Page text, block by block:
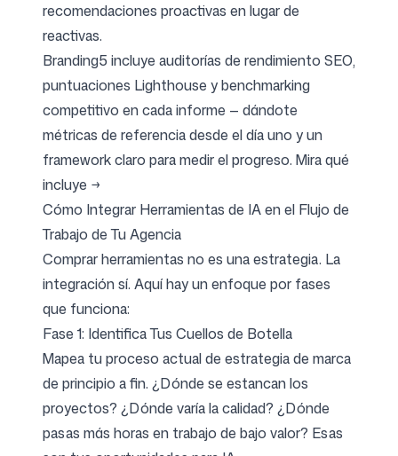
recomendaciones proactivas en lugar de
reactivas.
Branding5 incluye auditorías de rendimiento SEO,
puntuaciones Lighthouse y benchmarking
competitivo en cada informe — dándote
métricas de referencia desde el día uno y un
framework claro para medir el progreso. Mira qué
incluye →
Cómo Integrar Herramientas de IA en el Flujo de
Trabajo de Tu Agencia
Comprar herramientas no es una estrategia. La
integración sí. Aquí hay un enfoque por fases
que funciona:
Fase 1: Identifica Tus Cuellos de Botella
Mapea tu proceso actual de estrategia de marca
de principio a fin. ¿Dónde se estancan los
proyectos? ¿Dónde varía la calidad? ¿Dónde
pasas más horas en trabajo de bajo valor? Esas